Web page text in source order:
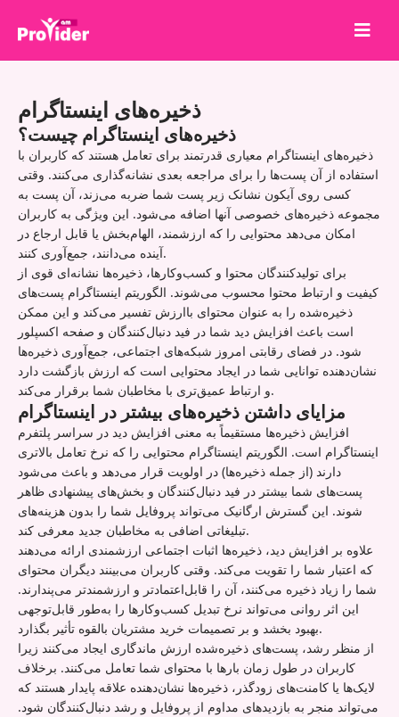
درباره ما
ورود
ثبت نام
خدمات
API
شرایط
بلاگ
ذخیره‌های اینستاگرام
ذخیره‌های اینستاگرام چیست؟
ذخیره‌های اینستاگرام معیاری قدرتمند برای تعامل هستند که کاربران با
استفاده از آن پست‌ها را برای مراجعه بعدی نشانه‌گذاری می‌کنند. وقتی
کسی روی آیکون نشانک زیر پست شما ضربه می‌زند، آن پست به
مجموعه ذخیره‌های خصوصی آنها اضافه می‌شود. این ویژگی به کاربران
امکان می‌دهد محتوایی را که ارزشمند، الهام‌بخش یا قابل ارجاع در
آینده می‌دانند، جمع‌آوری کنند.
برای تولیدکنندگان محتوا و کسب‌وکارها، ذخیره‌ها نشانه‌ای قوی از
کیفیت و ارتباط محتوا محسوب می‌شوند. الگوریتم اینستاگرام پست‌های
ذخیره‌شده را به عنوان محتوای باارزش تفسیر می‌کند و این ممکن
است باعث افزایش دید شما در فید دنبال‌کنندگان و صفحه اکسپلور
شود. در فضای رقابتی امروز شبکه‌های اجتماعی، جمع‌آوری ذخیره‌ها
نشان‌دهنده توانایی شما در ایجاد محتوایی است که ارزش بازگشت دارد
و ارتباط عمیق‌تری با مخاطبان شما برقرار می‌کند.
مزایای داشتن ذخیره‌های بیشتر در اینستاگرام
افزایش ذخیره‌ها مستقیماً به معنی افزایش دید در سراسر پلتفرم
اینستاگرام است. الگوریتم اینستاگرام محتوایی را که نرخ تعامل بالاتری
دارند (از جمله ذخیره‌ها) در اولویت قرار می‌دهد و باعث می‌شود
پست‌های شما بیشتر در فید دنبال‌کنندگان و بخش‌های پیشنهادی ظاهر
شوند. این گسترش ارگانیک می‌تواند پروفایل شما را بدون هزینه‌های
تبلیغاتی اضافی به مخاطبان جدید معرفی کند.
علاوه بر افزایش دید، ذخیره‌ها اثبات اجتماعی ارزشمندی ارائه می‌دهند
که اعتبار شما را تقویت می‌کند. وقتی کاربران می‌بینند دیگران محتوای
شما را زیاد ذخیره می‌کنند، آن را قابل‌اعتمادتر و ارزشمندتر می‌پندارند.
این اثر روانی می‌تواند نرخ تبدیل کسب‌وکارها را به‌طور قابل‌توجهی
بهبود بخشد و بر تصمیمات خرید مشتریان بالقوه تأثیر بگذارد.
از منظر رشد، پست‌های ذخیره‌شده ارزش ماندگاری ایجاد می‌کنند زیرا
کاربران در طول زمان بارها با محتوای شما تعامل می‌کنند. برخلاف
لایک‌ها یا کامنت‌های زودگذر، ذخیره‌ها نشان‌دهنده علاقه پایدار هستند که
می‌تواند منجر به بازدیدهای مداوم از پروفایل و رشد دنبال‌کنندگان شود.